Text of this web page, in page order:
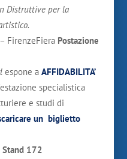
Distruttive per la
FirenzeFiera Postazione
espone a AFFIDABILITA’
specialistica
e studi di
un biglietto
Stand 172